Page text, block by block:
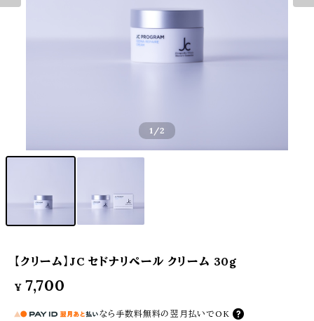
1 /2
【クリーム】JC セドナリペール クリーム 30g
¥ 7,700
なら 手数料無料の 翌月払いでOK